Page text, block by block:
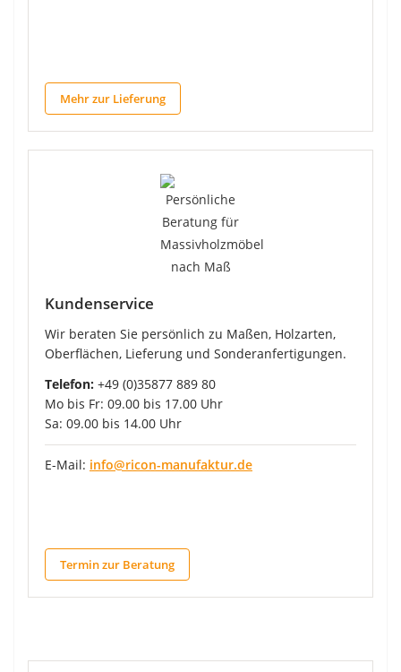
Mehr zur Lieferung
Kundenservice
Wir beraten Sie persönlich zu Maßen, Holzarten,
Oberflächen, Lieferung und Sonderanfertigungen.
Telefon: +49 (0)35877 889 80
Mo bis Fr: 09.00 bis 17.00 Uhr
Sa: 09.00 bis 14.00 Uhr
E-Mail: info@ricon-manufaktur.de
Termin zur Beratung